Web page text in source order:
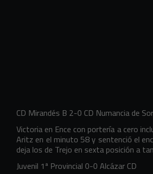
CD Mirandés B 2-0 CD Numancia de
Victoria en Ence con portería a cero
Aritz en el minuto 58 y sentenció el
deja los de Trejo en sexta posición a
Juvenil 1ª Provincial 0-0 Alcázar CD